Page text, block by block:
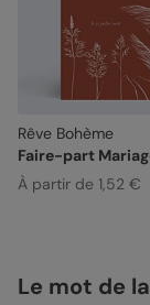
Rêve Bohème
Faire-part
À partir de 1,52 €
Le mot de